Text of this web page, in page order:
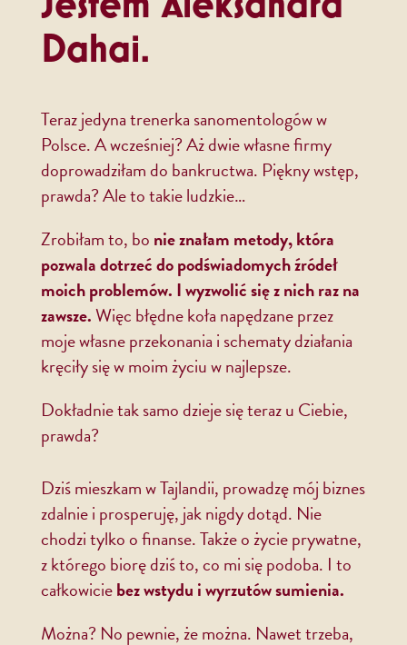
Dahai.
Teraz jedyna trenerka sanomentologów w
Polsce. A wcześniej? Aż dwie własne firmy
doprowadziłam do bankructwa. Piękny wstęp,
prawda? Ale to takie ludzkie…
Zrobiłam to, bo nie znałam metody, która
pozwala dotrzeć do podświadomych źródeł
moich problemów. I wyzwolić się z nich raz na
zawsze.Więc błędne koła napędzane przez
moje własne przekonania i schematy działania
kręciły się w moim życiu w najlepsze.
Dokładnie tak samo dzieje się teraz u Ciebie,
prawda?
Dziś mieszkam w Tajlandii, prowadzę mój biznes
zdalnie i prosperuję, jak nigdy dotąd. Nie
chodzi tylko o finanse. Także o życie prywatne,
z którego biorę dziś to, co mi się podoba. I to
całkowiciebez wstydu i wyrzutów sumienia.
Można? No pewnie, że można. Nawet trzeba,